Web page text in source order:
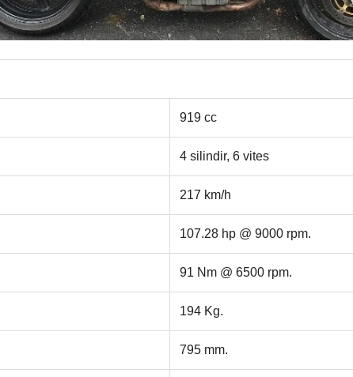
919 cc
4 silindir, 6 vites
217 km/h
107.28 hp @ 9000 rpm.
91 Nm @ 6500 rpm.
194 Kg.
795 mm.